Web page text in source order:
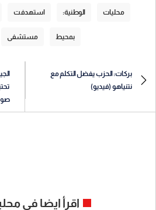
محليات الوطنية: استهدفت
بمحيط مستشفى
بركات: الحزب يفضل التكلم مع
نتنياهو (فيديو)
اقرأ ايضا في